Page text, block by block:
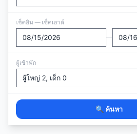
เช็คอิน — เช็คเอาต์
—
ผู้เข้าพัก
🔍 ค้นหา